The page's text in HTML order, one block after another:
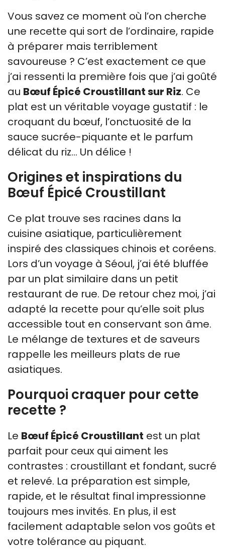
Vous savez ce moment où l’on cherche
une recette qui sort de l’ordinaire, rapide
à préparer mais terriblement
savoureuse ? C’est exactement ce que
j’ai ressenti la première fois que j’ai goûté
au Bœuf Épicé Croustillant sur Riz. Ce
plat est un véritable voyage gustatif : le
croquant du bœuf, l’onctuosité de la
sauce sucrée-piquante et le parfum
délicat du riz… Un délice !
Origines et inspirations du
Bœuf Épicé Croustillant
Ce plat trouve ses racines dans la
cuisine asiatique, particulièrement
inspiré des classiques chinois et coréens.
Lors d’un voyage à Séoul, j’ai été bluffée
par un plat similaire dans un petit
restaurant de rue. De retour chez moi, j’ai
adapté la recette pour qu’elle soit plus
accessible tout en conservant son âme.
Le mélange de textures et de saveurs
rappelle les meilleurs plats de rue
asiatiques.
Pourquoi craquer pour cette
recette ?
Le Bœuf Épicé Croustillant est un plat
parfait pour ceux qui aiment les
contrastes : croustillant et fondant, sucré
et relevé. La préparation est simple,
rapide, et le résultat final impressionne
toujours mes invités. En plus, il est
facilement adaptable selon vos goûts et
votre tolérance au piquant.